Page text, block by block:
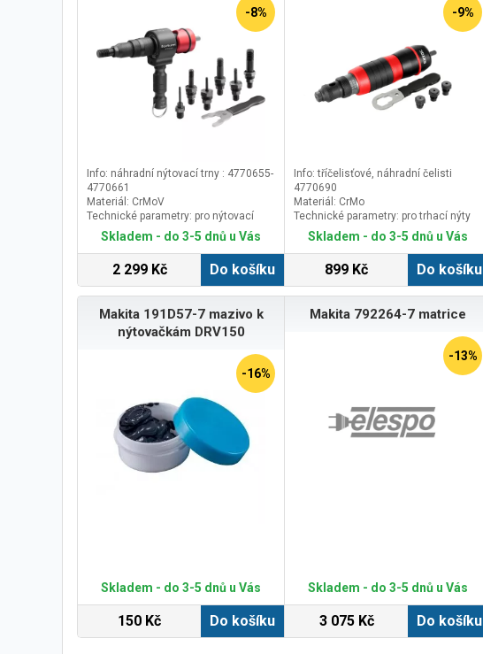
-8%
Info: náhradní nýtovací trny : 4770655-
4770661
Materiál: CrMoV
Technické parametry: pro nýtovací
matice M3-M12
Značka: FORTUM
Skladem - do 3-5 dnů u Vás
2 299 Kč Do košíku
-9%
Info: tříčelisťové, náhradní čelisti
4770690
Materiál: CrMo
Technické parametry: pro trhací nýty
2,4-4,8mm
Značka: EXTOL PREMIUM
Skladem - do 3-5 dnů u Vás
899 Kč Do košíku
Makita 191D57-7 mazivo k
nýtovačkám DRV150
-16%
Skladem - do 3-5 dnů u Vás
150 Kč Do košíku
Makita 792264-7 matrice
-13%
Skladem - do 3-5 dnů u Vás
3 075 Kč Do košíku